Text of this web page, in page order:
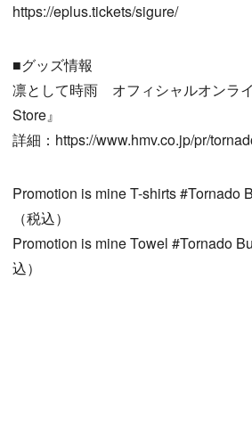
https://eplus.tickets/sigure/
■グッズ情報
凛として時雨 オフィシャルオンラ
Store』
詳細：https://www.hmv.co.jp/pr/
Promotion is mine T-shirts
（税込）
Promotion is mine Towel #Tornado
込）